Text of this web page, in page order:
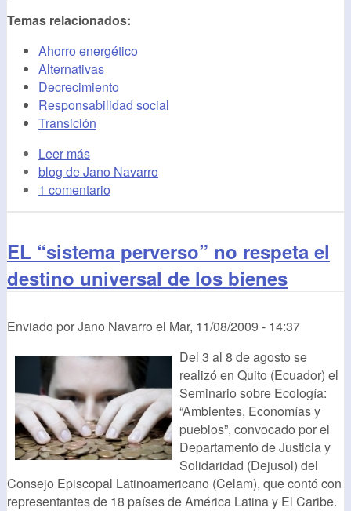
Temas relacionados:
Ahorro energético
Alternativas
Decrecimiento
Responsabilidad social
Transición
Leer más
blog de Jano Navarro
1 comentario
EL “sistema perverso” no respeta el
destino universal de los bienes
Enviado porJano Navarro el Mar, 11/08/2009 - 14:37
Del 3 al 8 de agosto se
realizó en Quito (Ecuador) el
Seminario sobre Ecología:
“Ambientes, Economías y
pueblos”, convocado por el
Departamento de Justicia y
Solidaridad (Dejusol) del
Consejo Episcopal Latinoamericano (Celam), que contó con
representantes de 18 países de América Latina y El Caribe.